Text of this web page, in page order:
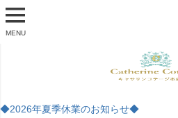
MENU
◆2026年夏季休業のお知らせ◆